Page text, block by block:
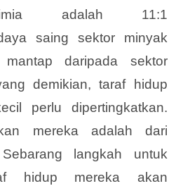
adalah 11:1
saing sektor minyak
daripada sektor
demikian, taraf hidup
perlu dipertingkatkan.
mereka adalah dari
langkah untuk
hidup mereka akan